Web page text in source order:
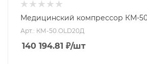
Медицинский компрессор КМ-
Арт.: КМ-50.OLD20Д
140 194.81 ₽/шт